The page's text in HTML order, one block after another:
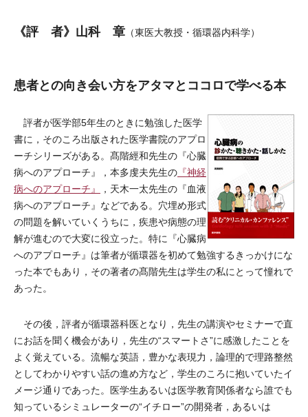
《評 者》山科 章 （東医大教授・循環器内科学）
患者との向き会い方をアタマとココロで学べる本
評者が医学部5年生のときに勉強した医学
書に，そのころ出版された医学書院のアプロ
ーチシリーズがある。髙階經和先生の『心臓
病へのアプローチ』，本多虔夫先生の 『神経
病へのアプローチ』
，天木一太先生の『血液
病へのアプローチ』などである。穴埋め形式
の問題を解いていくうちに，疾患や病態の理
解が進むので大変に役立った。特に『心臓病
へのアプローチ』は筆者が循環器を初めて勉強するきっかけにな
った本でもあり，その著者の髙階先生は学生の私にとって憧れで
あった。
その後，評者が循環器科医となり，先生の講演やセミナーで直
にお話を聞く機会があり，先生の“スマートさ”に感激したことを
よく覚えている。流暢な英語，豊かな表現力，論理的で理路整然
としてわかりやすい話の進め方など，学生のころに抱いていたイ
メージ通りであった。医学生あるいは医学教育関係者なら誰でも
知っているシミュレーターの“イチロー”の開発者，あるいは